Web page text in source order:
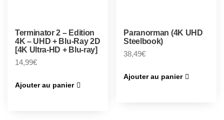
Terminator 2 – Edition
4K – UHD + Blu-Ray 2D
[4K Ultra-HD + Blu-ray]
14,99€
Ajouter au panier
Paranorman (4K UHD
Steelbook)
38,49€
Ajouter au panier